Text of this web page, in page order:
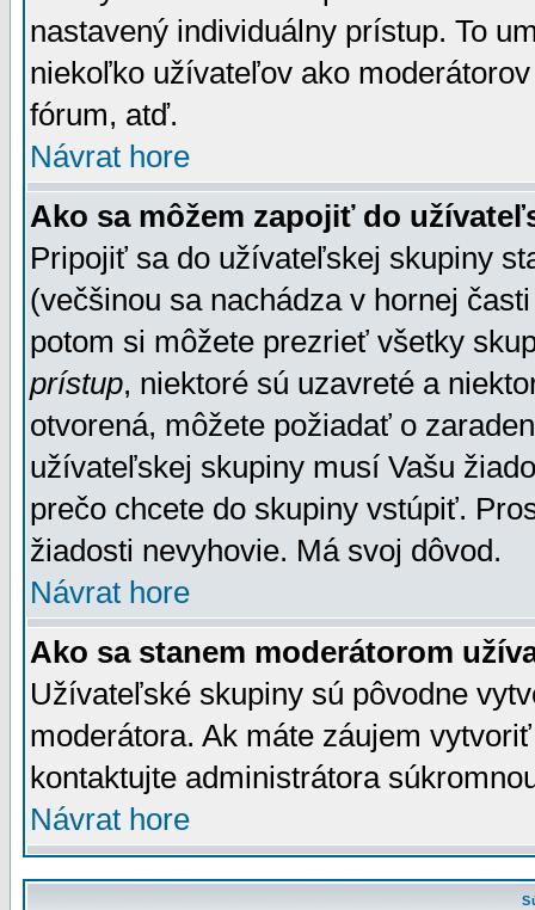
nastavený individuálny prístup. To
niekoľko užívateľov ako
fórum, atď.
Návrat hore
Ako sa môžem zapojiť do
Pripojiť sa do užívateľskej skupiny
(večšinou sa nachádza v hornej
potom si môžete prezrieť všetky
prístup, niektoré sú uzavreté a
otvorená, môžete požiadať o
užívateľskej skupiny musí Vašu
prečo chcete do skupiny vstúpiť.
žiadosti nevyhovie. Má svoj dôvod.
Návrat hore
Ako sa stanem moderátorom
Užívateľské skupiny sú pôvodne
moderátora. Ak máte záujem
kontaktujte administrátora
Návrat hore